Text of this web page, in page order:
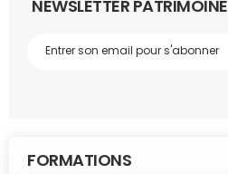
NEWSLETTER PATRIMOINE
FORMATIONS